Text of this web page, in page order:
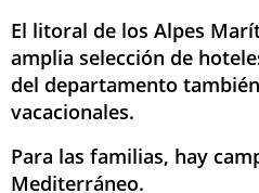
El litoral de los Alpes
amplia selección de
del departamento
vacacionales.
Para las familias, hay
Mediterráneo.